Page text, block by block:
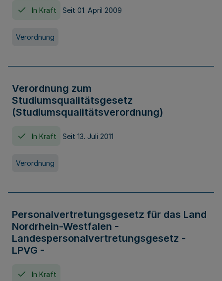
In Kraft Seit 01. April 2009
Verordnung
Verordnung zum
Studiumsqualitätsgesetz
(Studiumsqualitätsverordnung)
In Kraft Seit 13. Juli 2011
Verordnung
Personalvertretungsgesetz für das Land
Nordrhein-Westfalen -
Landespersonalvertretungsgesetz -
LPVG -
In Kraft